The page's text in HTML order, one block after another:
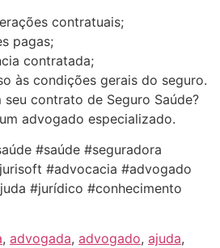
contratuais;
pagas;
contratada;
às condições gerais do seguro.
contrato de Seguro Saúde?
advogado especializado.
#saúde #seguradora
#advocacia #advogado
#jurídico #conhecimento
, advogada, advogado, ajuda,